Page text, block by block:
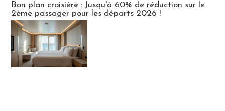
Bon plan croisière : Jusqu'à 60% de réduction sur le
2ème passager pour les départs 2026 !